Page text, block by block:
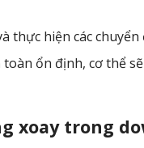
thực hiện các
ổn định, cơ thể
xoay trong